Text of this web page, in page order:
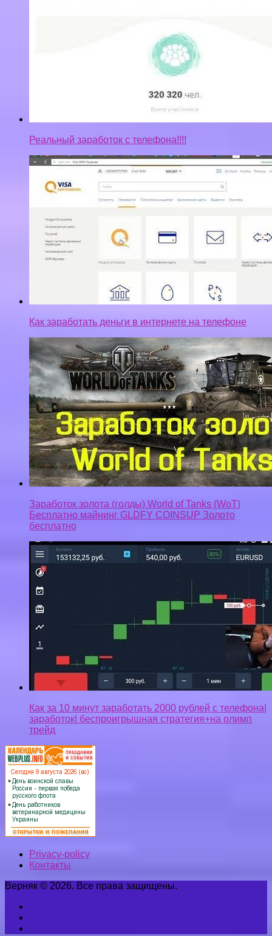
Как заработать деньги в интернете на телефоне
Заработок золота (голды) World of Tanks (WoT)
Бесплатно майнинг GLDFY COINSUP Золото
бесплатно
Как за 10 минут заработать 2000 рублей с телефона|
заработок| беспроигрышная стратегия+на олимп
трейд
Privacy-policy
Контакты
Верняк © 2026. Все права защищены.